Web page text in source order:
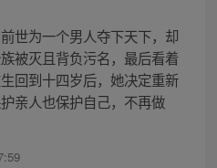
世为一个男人夺下天下，却
被灭且背负污名，最后看着
回到十四岁后，她决定重新
亲人也保护自己，不再做